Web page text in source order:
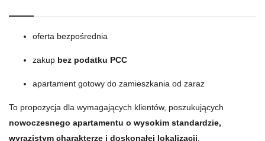
oferta bezpośrednia
zakup bez podatku PCC
apartament gotowy do zamieszkania od zaraz
To propozycja dla wymagających klientów, poszukujących
nowoczesnego apartamentu o wysokim standardzie,
wyrazistym charakterze i doskonałej lokalizacji